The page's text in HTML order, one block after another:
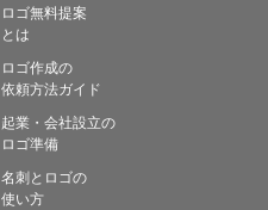
ロゴ無料提案
とは
ロゴ作成の
依頼方法ガイド
起業・会社設立の
ロゴ準備
名刺とロゴの
使い方